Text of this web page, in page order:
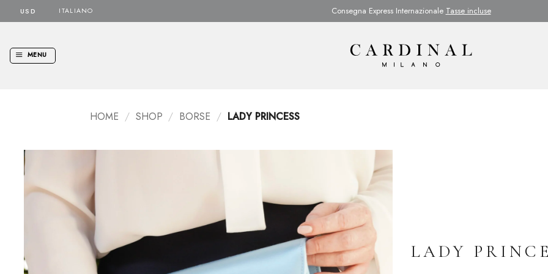
ai
ITALIANO Consegna Express Internazionale Tasse incluse
MENU
HOME / SHOP / BORSE / LADY PRINCESS
LADY